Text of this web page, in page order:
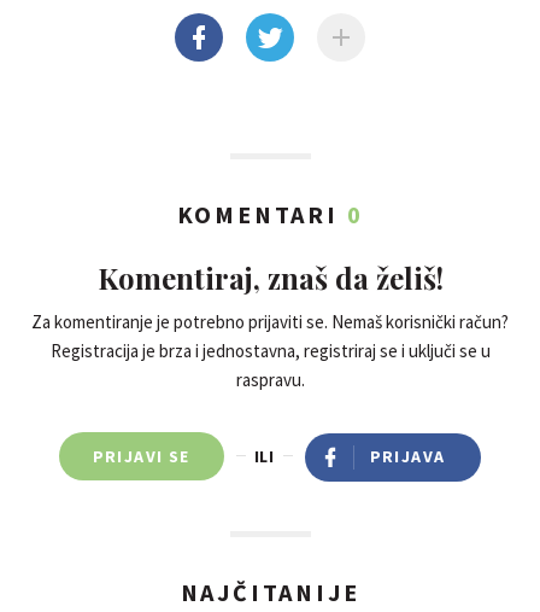
KOMENTARI 0
Komentiraj, znaš da želiš!
Za komentiranje je potrebno prijaviti se. Nemaš korisnički račun?
Registracija je brza i jednostavna, registriraj se i uključi se u
raspravu.
PRIJAVI SE ILI PRIJAVA
NAJČITANIJE